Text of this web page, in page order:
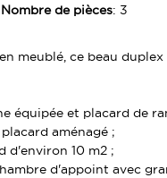
Nombre de pièces: 3
meublé, ce beau
équipée et placard de
aménagé ;
d'environ 10 m2 ;
d'appoint avec